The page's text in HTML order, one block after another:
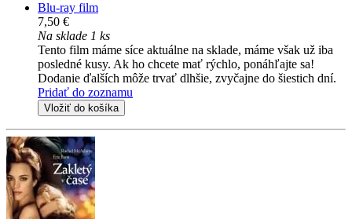
Blu-ray film
7,50 €
Na sklade 1 ks
Tento film máme síce aktuálne na sklade, máme však už iba
posledné kusy. Ak ho chcete mať rýchlo, ponáhľajte sa!
Dodanie ďalších môže trvať dlhšie, zvyčajne do šiestich dní.
Pridať do zoznamu
Vložiť do košíka